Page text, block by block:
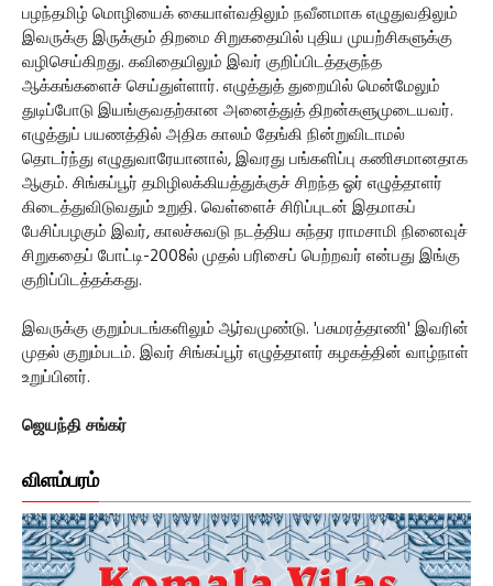
பழந்தமிழ் மொழியைக் கையாள்வதிலும் நவீனமாக எழுதுவதிலும்
இவருக்கு இருக்கும் திறமை சிறுகதையில் புதிய முயற்சிகளுக்கு
வழிசெய்கிறது. கவிதையிலும் இவர் குறிப்பிடத்தகுந்த
ஆக்கங்களைச் செய்துள்ளார். எழுத்துத் துறையில் மென்மேலும்
துடிப்போடு இயங்குவதற்கான அனைத்துத் திறன்களுமுடையவர்.
எழுத்துப் பயணத்தில் அதிக காலம் தேங்கி நின்றுவிடாமல்
தொடர்ந்து எழுதுவாரேயானால், இவரது பங்களிப்பு கணிசமானதாக
ஆகும். சிங்கப்பூர் தமிழிலக்கியத்துக்குச் சிறந்த ஓர் எழுத்தாளர்
கிடைத்துவிடுவதும் உறுதி. வெள்ளைச் சிரிப்புடன் இதமாகப்
பேசிப்பழகும் இவர், காலச்சுவடு நடத்திய சுந்தர ராமசாமி நினைவுச்
சிறுகதைப் போட்டி-2008ல் முதல் பரிசைப் பெற்றவர் என்பது இங்கு
குறிப்பிடத்தக்கது.
இவருக்கு குறும்படங்களிலும் ஆர்வமுண்டு. 'பசுமரத்தாணி' இவரின்
முதல் குறும்படம். இவர் சிங்கப்பூர் எழுத்தாளர் கழகத்தின் வாழ்நாள்
உறுப்பினர்.
ஜெயந்தி சங்கர்
விளம்பரம்